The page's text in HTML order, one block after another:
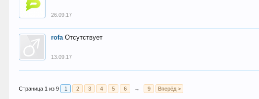
26.09.17
rofa Отсутствует
13.09.17
Страница 1 из 9 1 2 3 4 5 6 → 9 Вперёд >